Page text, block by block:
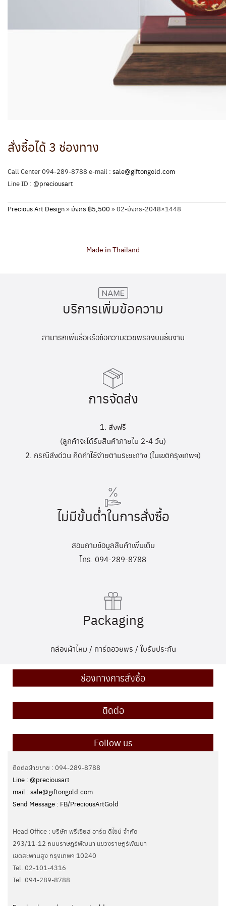
สั่งซื้อได้ 3 ช่องทาง
Call Center 094-289-8788 e-mail : sale@giftongold.com
Line ID : @preciousart
Precious Art Design» มังกร ฿5,500 »02-มังกร-2048×1448
Made in Thailand
บริการเพิ่มข้อความ
สามารถเพิ่มชื่อหรือข้อความอวยพรลงบนชิ้นงาน
การจัดส่ง
1. ส่งฟรี
(ลูกค้าจะได้รับสินค้าภายใน 2-4 วัน)
2. กรณีส่งด่วน คิดค่าใช้จ่ายตามระยะทาง (ในเขตกรุงเทพฯ)
ไม่มีขั้นต่ำในการสั่งซื้อ
สอบถามข้อมูลสินค้าเพิ่มเติม
โทร. 094-289-8788
Packaging
กล่องผ้าไหม / การ์ดอวยพร / ใบรับประกัน
ช่องทางการสั่งซื้อ
ติดต่อ
Follow us
ติดต่อฝ่ายขาย : 094-289-8788
Line : @preciousart
mail : sale@giftongold.com
Send Message : FB/PreciousArtGold
Head Office : บริษัท พรีเชียส อาร์ต ดีไซน์ จำกัด
293/11-12 ถนนราษฎร์พัฒนา แขวงราษฎร์พัฒนา
เขตสะพานสูง กรุงเทพฯ 10240
Tel. 02-101-4316
Tel. ‭094-289-8788‬